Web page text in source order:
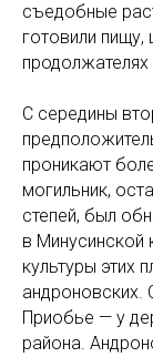
съедобные
готовили
продолжателях
С середины
проникают
могильник,
степей, был
в Минусинской
культуры этих
андроновских.
Приобье — у
района.